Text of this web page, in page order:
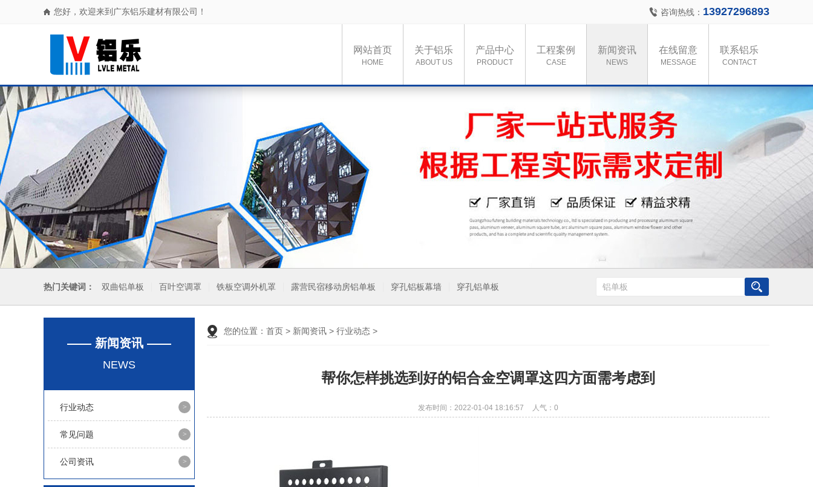
您好，欢迎来到广东铝乐建材有限公司！ 咨询热线： 13927296893
网站首页
HOME
关于铝乐
ABOUT US
产品中心
PRODUCT
工程案例
CASE
新闻资讯
NEWS
在线留意
MESSAGE
联系铝乐
CONTACT
热门关键词： 双曲铝单板 百叶空调罩 铁板空调外机罩 露营民宿移动房铝单板 穿孔铝板幕墙 穿孔铝单板
—— 新闻资讯 ——
NEWS
行业动态
常见问题
公司资讯
您的位置： 首页 > 新闻资讯 > 行业动态 >
帮你怎样挑选到好的铝合金空调罩这四方面需考虑到
发布时间：2022-01-04 18:16:57 人气： 0